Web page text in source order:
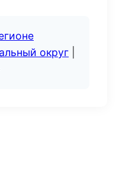
округ